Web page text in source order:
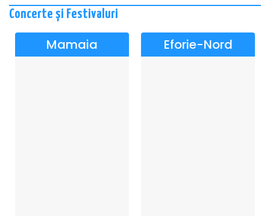
Concerte și Festivaluri
Mamaia Eforie-Nord